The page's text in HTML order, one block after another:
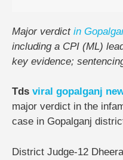
Major verdict in
including a CPI (ML)
key evidence;
Tds viral gopalganj
major verdict in the
case in Gopalganj
District Judge-12